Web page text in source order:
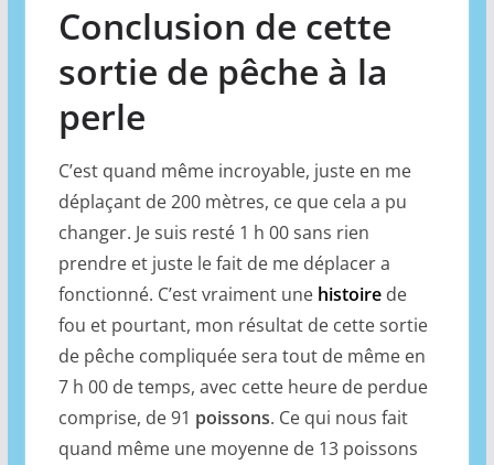
Conclusion de cette
sortie de pêche à la
perle
C’est quand même incroyable, juste en me
déplaçant de 200 mètres, ce que cela a pu
changer. Je suis resté 1 h 00 sans rien
prendre et juste le fait de me déplacer a
fonctionné. C’est vraiment une histoirede
fou et pourtant, mon résultat de cette sortie
de pêche compliquée sera tout de même en
7 h 00 de temps, avec cette heure de perdue
comprise, de 91 poissons. Ce qui nous fait
quand même une moyenne de 13 poissons